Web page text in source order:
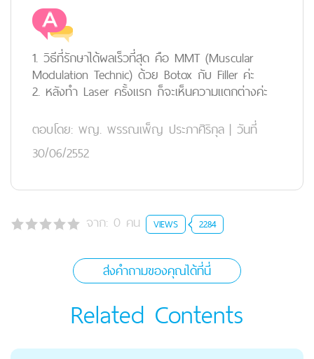
1. วิธีที่รักษาได้ผลเร็วที่สุด คือ MMT (Muscular
Modulation Technic) ด้วย Botox กับ Filler ค่ะ
2. หลังทำ Laser ครั้งแรก ก็จะเห็นความแตกต่างค่ะ
ตอบโดย: พญ. พรรณเพ็ญ ประภาศิริกุล | วันที่
30/06/2552
จาก: 0 คน VIEWS 2284
ส่งคำถามของคุณได้ที่นี่
Related Contents